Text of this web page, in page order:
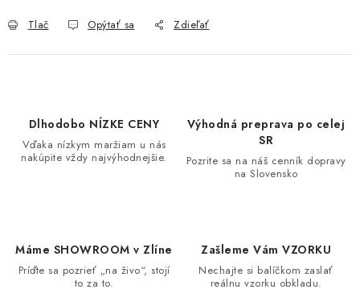
Tlač Opýtať sa Zdieľať
Dlhodobo NÍZKE CENY
Vďaka nízkym maržiam u nás
nakúpite vždy najvýhodnejšie.
Výhodná preprava po celej
SR
Pozrite sa na náš cenník dopravy
na Slovensko
Máme SHOWROOM v Zlíne
Príďte sa pozrieť „na živo“, stojí
to za to.
Zašleme Vám VZORKU
Nechajte si balíčkom zaslať
reálnu vzorku obkladu.